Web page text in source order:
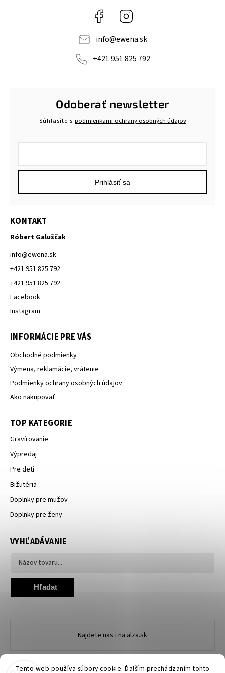
Tento web používa súbory cookie. Ďalším prechádzaním tohto
Facebook
info@ewena.sk
+421 951 825 792
Odoberať newsletter
Súhlasíte s podmienkami ochrany osobných údajov
Prihlásiť sa
KONTAKT
Róbert Galuščak
info@ewena.sk
+421 951 825 792
+421 951 825 792
Facebook
Instagram
INFORMÁCIE PRE VÁS
Obchodné podmienky
Výmena, reklamácie, vrátenie
Podmienky ochrany osobných údajov
Ako nakupovať
TOP KATEGORIE
Gravírovanie
Výpredaj
Pre deti
Bižutéria
Doplnky pre mužov
Doplnky pre ženy
VYHĽADÁVANIE
Hľadať
Najdete nas i na alza.sk